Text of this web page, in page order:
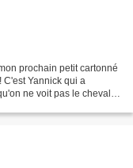
prochain petit cartonné
Yannick qui a
ne voit pas le cheval